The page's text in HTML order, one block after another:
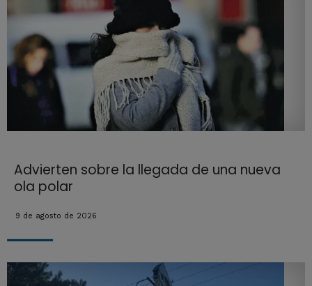
Advierten sobre la llegada de una nueva
ola polar
9 de agosto de 2026